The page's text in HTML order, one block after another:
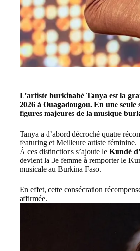
L’artiste burkinabè Tanya est la
2026 à Ouagadougou. En une
figures majeures de la musique
Tanya a d’abord décroché quatre
featuring et Meilleure artiste féminine.
À ces distinctions s’ajoute le Kundé
devient la 3e femme à remporter le
musicale au Burkina Faso.
En effet, cette consécration
affirmée.